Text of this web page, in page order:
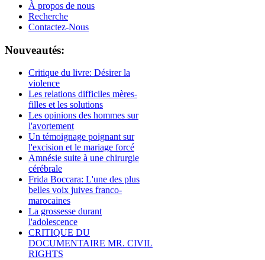
À propos de nous
Recherche
Contactez-Nous
Nouveautés:
Critique du livre: Désirer la
violence
Les relations difficiles mères-
filles et les solutions
Les opinions des hommes sur
l'avortement
Un témoignage poignant sur
l'excision et le mariage forcé
Amnésie suite à une chirurgie
cérébrale
Frida Boccara: L'une des plus
belles voix juives franco-
marocaines
La grossesse durant
l'adolescence
CRITIQUE DU
DOCUMENTAIRE MR. CIVIL
RIGHTS